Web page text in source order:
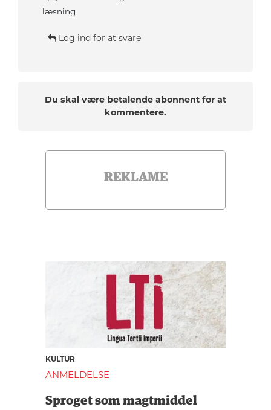
læsning
Log ind for at svare
Du skal være betalende abonnent for at
kommentere.
REKLAME
KULTUR
ANMELDELSE
Sproget som magtmiddel